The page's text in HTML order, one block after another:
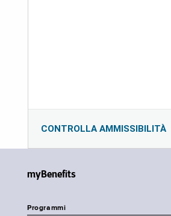
CONTROLLA AMMISSIBILITÀ
myBenefits
Programmi